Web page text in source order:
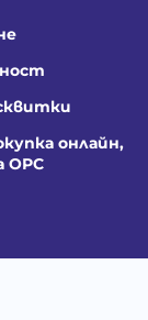
онлайн,
ОРС